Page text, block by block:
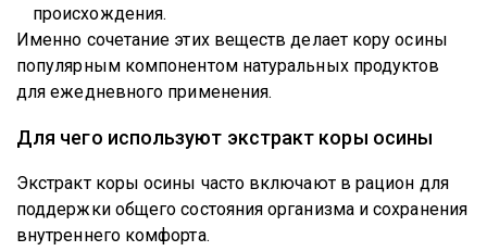
происхождения.
Именно сочетание этих веществ делает кору осины
популярным компонентом натуральных продуктов
для ежедневного применения.
Для чего используют экстракт коры осины
Экстракт коры осины часто включают в рацион для
поддержки общего состояния организма и сохранения
внутреннего комфорта.